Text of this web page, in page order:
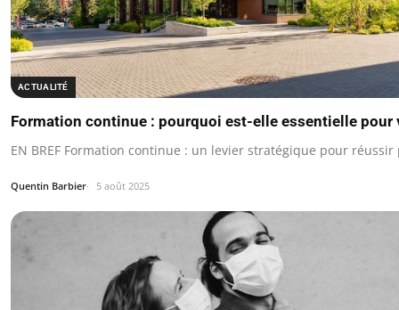
ACTUALITÉ
Formation continue : pourquoi est-elle essentielle pour
EN BREF Formation continue : un levier stratégique pour
Quentin Barbier 5 août 2025